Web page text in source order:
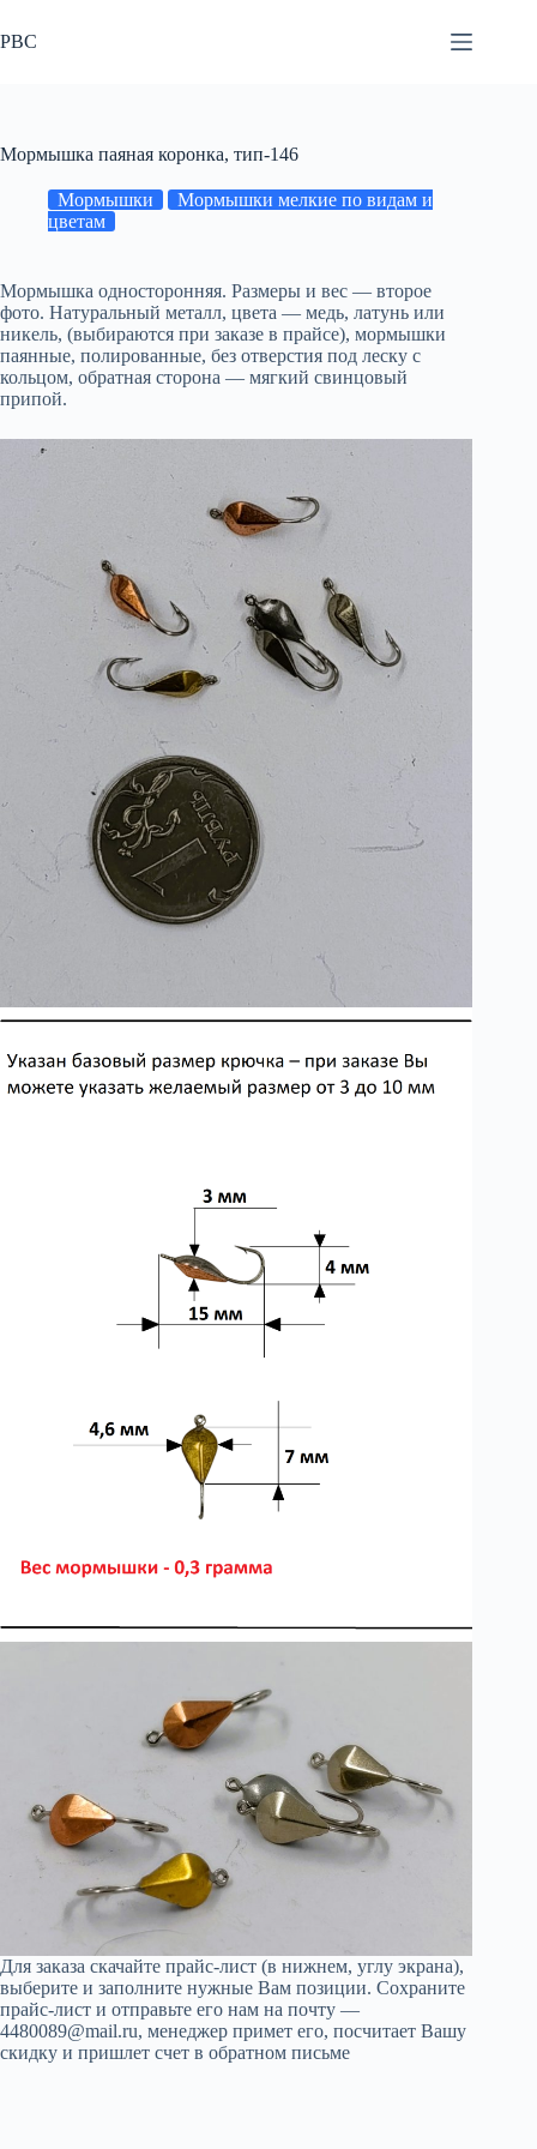
к
сути
РВС
Мормышка паяная коронка, тип-146
Мормышки
Мормышки мелкие по видам и
цветам
Мормышка односторонняя. Размеры и вес — второе
фото. Натуральный металл, цвета — медь, латунь или
никель, (выбираются при заказе в прайсе), мормышки
паянные, полированные, без отверстия под леску с
кольцом, обратная сторона — мягкий свинцовый
припой.
Для заказа скачайте прайс-лист (в нижнем, углу экрана),
выберите и заполните нужные Вам позиции. Сохраните
прайс-лист и отправьте его нам на почту —
4480089@mail.ru, менеджер примет его, посчитает Вашу
скидку и пришлет счет в обратном письме